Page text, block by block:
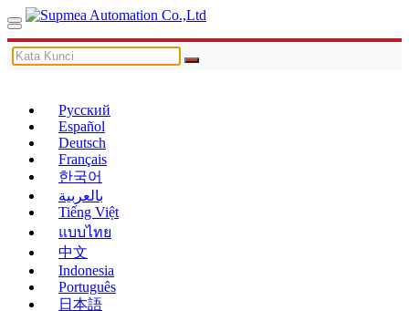
Русский
Español
Deutsch
Français
한국어
بالعربية
Tiếng Việt
แบบไทย
中文
Indonesia
Português
日本語